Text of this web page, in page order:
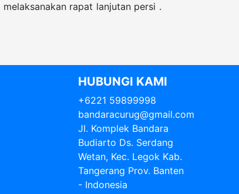
rapat lanjutan persi .
HUBUNGI KAMI
+6221 59899998
bandaracurug@gmail.com
Jl. Komplek Bandara
Budiarto Ds. Serdang
Wetan, Kec. Legok Kab.
Tangerang Prov. Banten
- Indonesia